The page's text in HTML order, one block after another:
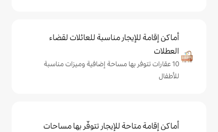
مناسبة للعائلات لقضاء
بها مساحة إضافية وميزات مناسبة
للإيجار تتوفّر بها مساحات